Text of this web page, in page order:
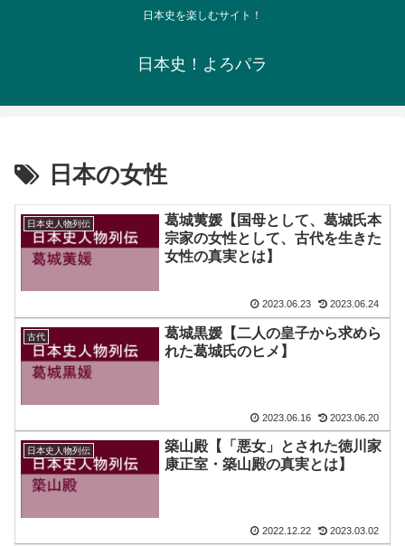
日本史を楽しむサイト！
日本史！よろパラ
日本の女性
日本史人物列伝
葛城荑媛【国母として、葛城氏本
宗家の女性として、古代を生きた
女性の真実とは】
2023.06.23 2023.06.24
古代
葛城黒媛【二人の皇子から求めら
れた葛城氏のヒメ】
2023.06.16 2023.06.20
日本史人物列伝
築山殿【「悪女」とされた徳川家
康正室・築山殿の真実とは】
2022.12.22 2023.03.02